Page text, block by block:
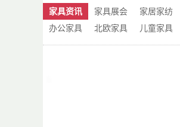
受舒适的坐姿。而它本身
※亚克力炫彩茶几
这款茶几以其绚丽的色
门洞的设计符合整体混合
耐脏。
电视的背景墙采用砖墙
很强，不太被装饰的电
放桌子的话，就变成相对
家具资讯 家具展会 家居家纺
办公家具
北欧家具 儿童家具